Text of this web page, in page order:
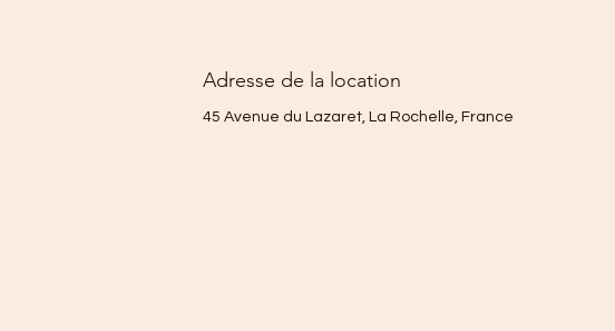
Adresse de la location
45 Avenue du Lazaret, La Rochelle, France